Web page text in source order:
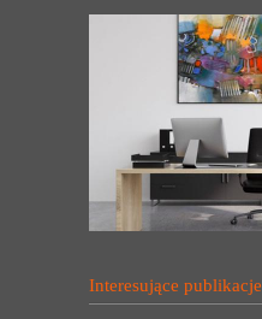
Interesujące publikacje